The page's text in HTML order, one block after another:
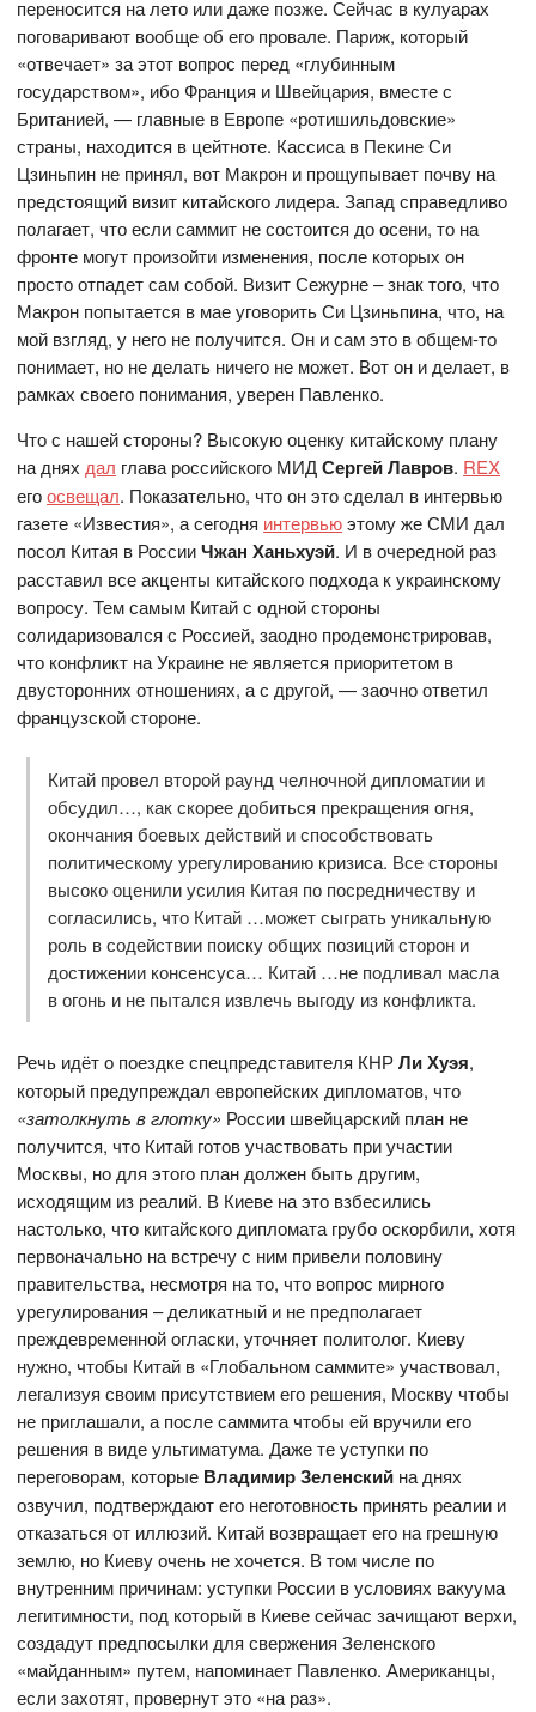
переносится на лето или даже позже. Сейчас в кулуарах
поговаривают вообще об его провале. Париж, который
«отвечает» за этот вопрос перед «глубинным
государством», ибо Франция и Швейцария, вместе с
Британией, — главные в Европе «ротишильдовские»
страны, находится в цейтноте. Кассиса в Пекине Си
Цзиньпин не принял, вот Макрон и прощупывает почву на
предстоящий визит китайского лидера. Запад справедливо
полагает, что если саммит не состоится до осени, то на
фронте могут произойти изменения, после которых он
просто отпадет сам собой. Визит Сежурне – знак того, что
Макрон попытается в мае уговорить Си Цзиньпина, что, на
мой взгляд, у него не получится. Он и сам это в общем-то
понимает, но не делать ничего не может. Вот он и делает, в
рамках своего понимания, уверен Павленко.
Что с нашей стороны? Высокую оценку китайскому плану
на днях дал глава российского МИДСергей Лавров. REX
егоосвещал. Показательно, что он это сделал в интервью
газете «Известия», а сегодня интервьюэтому же СМИ дал
посол Китая в РоссииЧжан Ханьхуэй. И в очередной раз
расставил все акценты китайского подхода к украинскому
вопросу. Тем самым Китай с одной стороны
солидаризовался с Россией, заодно продемонстрировав,
что конфликт на Украине не является приоритетом в
двусторонних отношениях, а с другой, — заочно ответил
французской стороне.
Китай провел второй раунд челночной дипломатии и
обсудил…, как скорее добиться прекращения огня,
окончания боевых действий и способствовать
политическому урегулированию кризиса. Все стороны
высоко оценили усилия Китая по посредничеству и
согласились, что Китай …может сыграть уникальную
роль в содействии поиску общих позиций сторон и
достижении консенсуса… Китай …не подливал масла
в огонь и не пытался извлечь выгоду из конфликта.
Речь идёт о поездке спецпредставителя КНРЛи Хуэя,
который предупреждал европейских дипломатов, что
«затолкнуть в глотку» России швейцарский план не
получится, что Китай готов участвовать при участии
Москвы, но для этого план должен быть другим,
исходящим из реалий. В Киеве на это взбесились
настолько, что китайского дипломата грубо оскорбили, хотя
первоначально на встречу с ним привели половину
правительства, несмотря на то, что вопрос мирного
урегулирования – деликатный и не предполагает
преждевременной огласки, уточняет политолог. Киеву
нужно, чтобы Китай в «Глобальном саммите» участвовал,
легализуя своим присутствием его решения, Москву чтобы
не приглашали, а после саммита чтобы ей вручили его
решения в виде ультиматума. Даже те уступки по
переговорам, которые Владимир Зеленский на днях
озвучил, подтверждают его неготовность принять реалии и
отказаться от иллюзий. Китай возвращает его на грешную
землю, но Киеву очень не хочется. В том числе по
внутренним причинам: уступки России в условиях вакуума
легитимности, под который в Киеве сейчас зачищают верхи,
создадут предпосылки для свержения Зеленского
«майданным» путем, напоминает Павленко. Американцы,
если захотят, провернут это «на раз».